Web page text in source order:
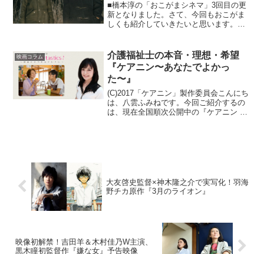
■橋本淳の「おこがまシネマ」3回目の更
新となりました。さて、今回もおこがま
しくも紹介していきたいと思います。
社2018年、これから公開される邦画の中
でも、...
映画コラム
介護福祉士の本音・理想・希望
『ケアニン〜あなたでよかっ
た〜』
(C)2017「ケアニン」製作委員会こんにち
は、八雲ふみねです。今回ご紹介するの
は、現在全国順次公開中の『ケアニン 〜
大友啓史監督×神木隆之介で実写化！羽海
野チカ原作『3月のライオン』
映像初解禁！吉田羊＆木村佳乃W主演、
黒木瞳初監督作『嫌な女』予告映像